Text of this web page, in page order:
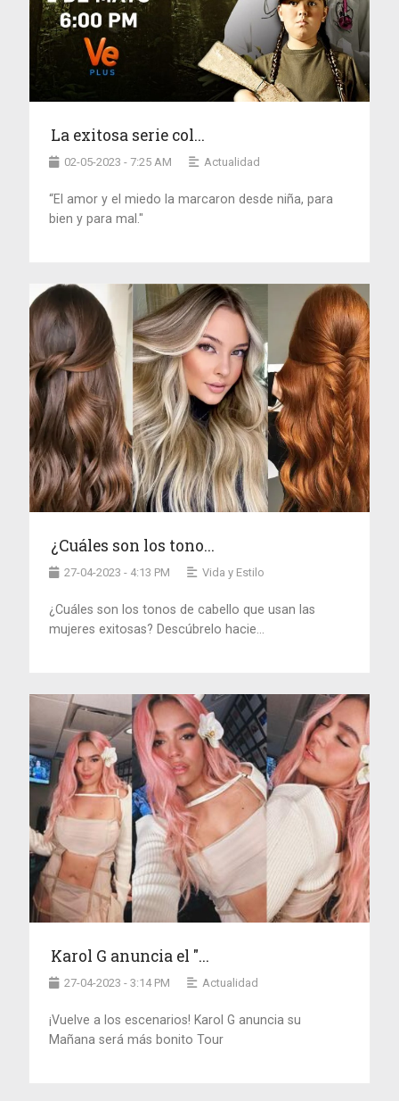
La exitosa serie col...
02-05-2023 - 7:25 AM Actualidad
“El amor y el miedo la marcaron desde niña, para
bien y para mal."
¿Cuáles son los tono...
27-04-2023 - 4:13 PM Vida y Estilo
¿Cuáles son los tonos de cabello que usan las
mujeres exitosas? Descúbrelo hacie...
Karol G anuncia el "...
27-04-2023 - 3:14 PM Actualidad
¡Vuelve a los escenarios! Karol G anuncia su
Mañana será más bonito Tour